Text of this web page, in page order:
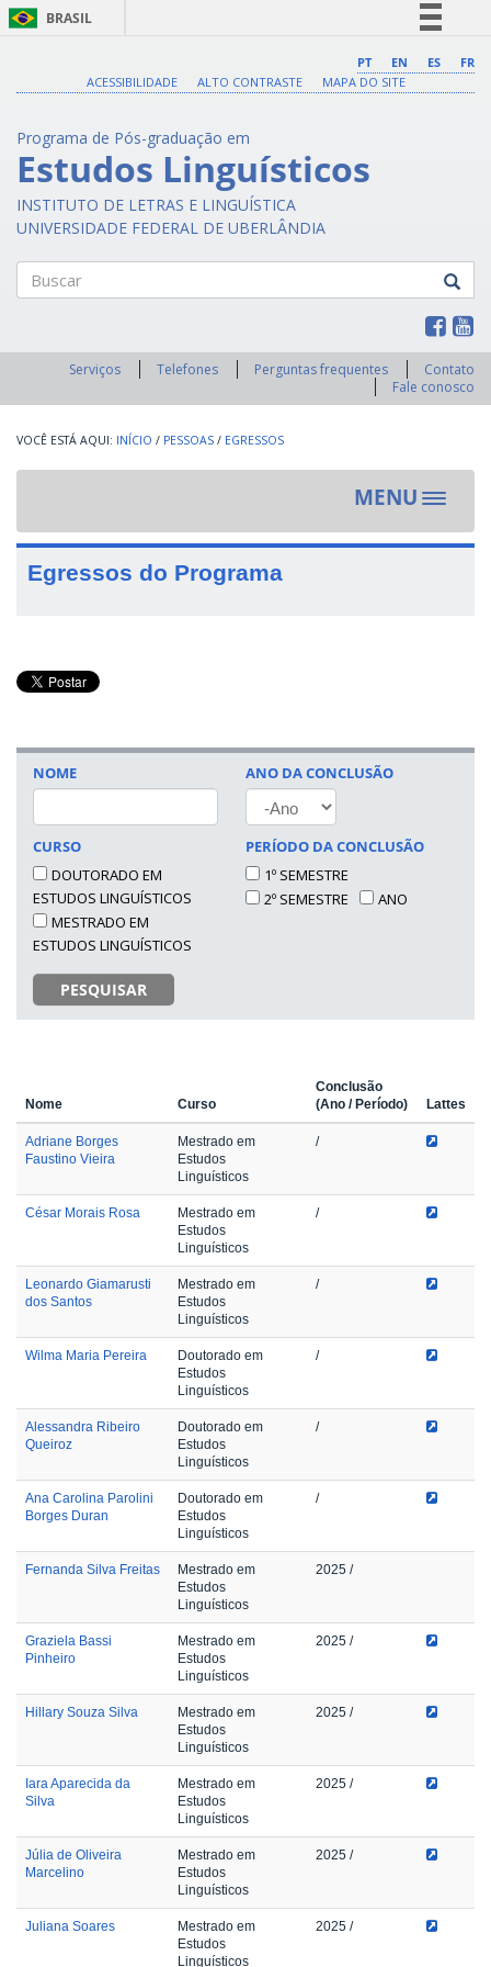
BRASIL
Comunica BR
Acesso à informação
Legislação
PT EN ES
FR
ACESSIBILIDADE
ALTO CONTRASTE MAPA DO SITE
Programa de Pós-graduação em
Estudos Linguísticos
INSTITUTO DE LETRAS E LINGUÍSTICA
UNIVERSIDADE FEDERAL DE UBERLÂNDIA
Serviços Telefones Perguntas frequentes
Contato
Fale conosco
INÍCIO / PESSOAS / EGRESSOS
MENU
Toggle
Egressos do Programa
NOME
CURSO
DOUTORADO EM
ESTUDOS LINGUÍSTICOS
MESTRADO EM
ESTUDOS LINGUÍSTICOS
PESQUISAR
ANO DA CONCLUSÃO
ANO
PERÍODO DA CONCLUSÃO
1º SEMESTRE
2º SEMESTRE
ANO
Nome Curso
Conclusão
(Ano / Período)
Lattes
Adriane Borges
Faustino Vieira
Mestrado em
Estudos
Linguísticos
/
César Morais Rosa
Mestrado em
Estudos
Linguísticos
/
Leonardo Giamarusti
dos Santos
Mestrado em
Estudos
Linguísticos
/
Wilma Maria Pereira
Doutorado em
Estudos
Linguísticos
/
Alessandra Ribeiro
Queiroz
Doutorado em
Estudos
Linguísticos
/
Ana Carolina Parolini
Borges Duran
Doutorado em
Estudos
Linguísticos
/
Fernanda Silva Freitas
Mestrado em
Estudos
Linguísticos
2025 /
Graziela Bassi
Pinheiro
Mestrado em
Estudos
Linguísticos
2025 /
Hillary Souza Silva
Mestrado em
Estudos
Linguísticos
2025 /
Iara Aparecida da
Silva
Mestrado em
Estudos
Linguísticos
2025 /
Júlia de Oliveira
Marcelino
Mestrado em
Estudos
Linguísticos
2025 /
Juliana Soares
Mestrado em
Estudos
Linguísticos
2025 /